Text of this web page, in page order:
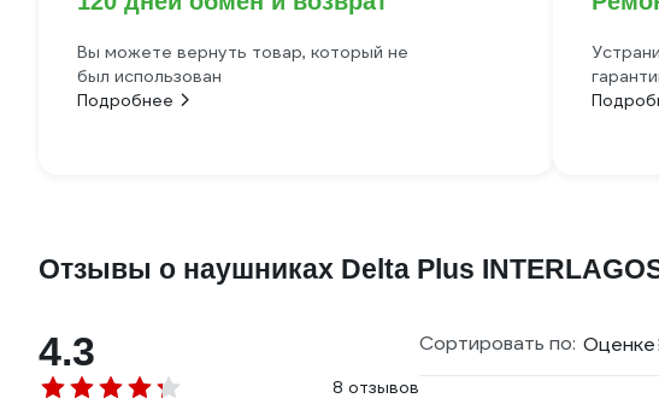
Вы можете вернуть товар, который не
был использован
Подробнее
Отзывы о наушниках Delta Plus
4.3
8 отзывов
Сортировать по: Оценке